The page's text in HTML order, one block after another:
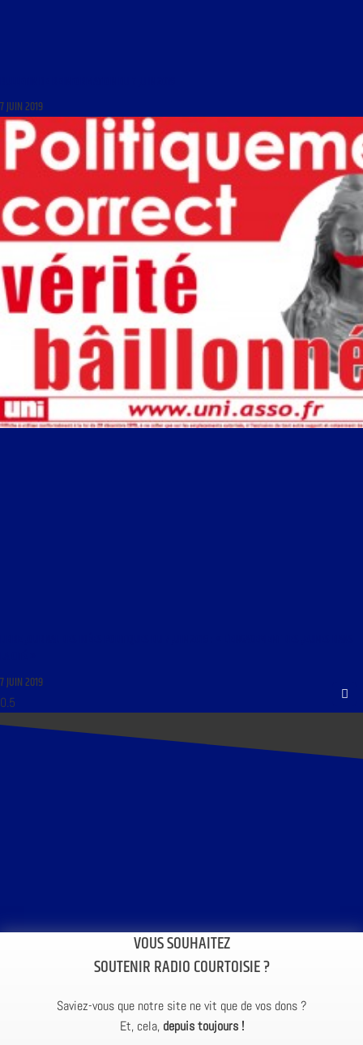
7 JUIN 2019
7 JUIN 2019
VOUS SOUHAITEZ
SOUTENIR RADIO COURTOISIE ?
Saviez-vous que notre site ne vit que de vos dons ?
Et, cela, depuis toujours !